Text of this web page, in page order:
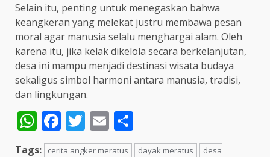
Selain itu, penting untuk menegaskan bahwa
keangkeran yang melekat justru membawa pesan
moral agar manusia selalu menghargai alam. Oleh
karena itu, jika kelak dikelola secara berkelanjutan,
desa ini mampu menjadi destinasi wisata budaya
sekaligus simbol harmoni antara manusia, tradisi,
dan lingkungan.
WhatsApp
Facebook
Twitter
Email
Tags: cerita angker meratus dayak meratus
desa